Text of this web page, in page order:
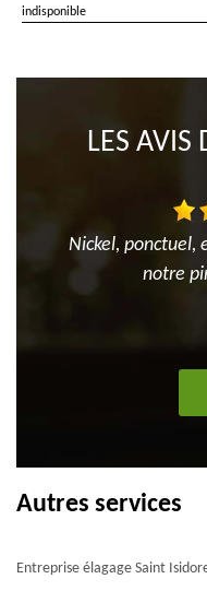
indisponible
LES AVIS
Nickel, ponctuel,
notre
Autres services
Entreprise élagage Saint